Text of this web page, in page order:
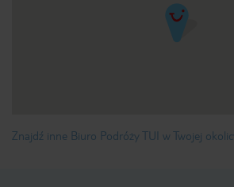
Znajdź inne Biuro Podróży TUI w Twojej